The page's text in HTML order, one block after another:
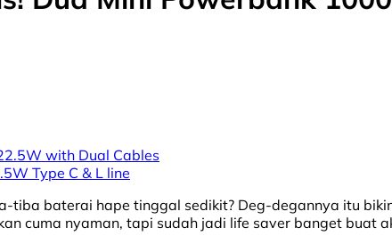
with Dual Cables
Type C & L line
tiba baterai hape tinggal sedikit? Deg-degannya itu
cuma nyaman, tapi sudah jadi life saver banget buat